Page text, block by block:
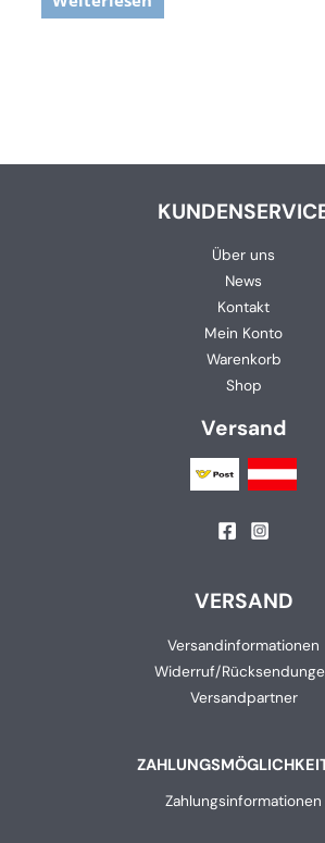
Über uns
News
Kontakt
Mein Konto
Warenkorb
Shop
Versand
VERSAND
Versandinformationen
Widerruf/
Versandpartner
Zahlungsinformationen